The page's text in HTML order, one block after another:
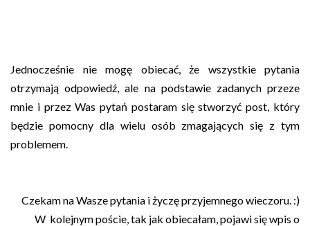
Jednocześnie nie mogę obiecać, że wszystkie pytania
otrzymają odpowiedź, ale na podstawie zadanych przeze
mnie i przez Was pytań postaram się stworzyć post, który
będzie pomocny dla wielu osób zmagających się z tym
problemem.
Czekam na Wasze pytania i życzę przyjemnego wieczoru. :)
W kolejnym poście, tak jak obiecałam, pojawi się wpis o